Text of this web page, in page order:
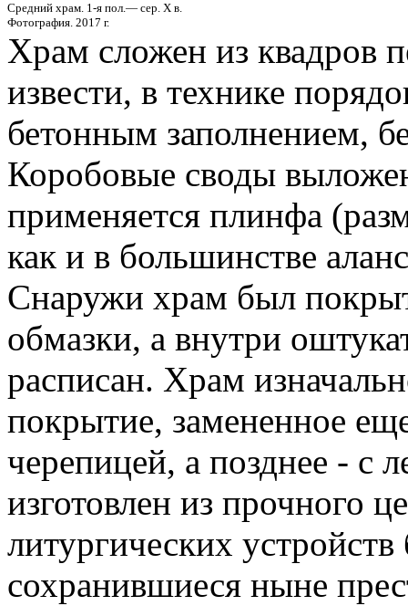
Средний храм. 1-я пол.— сер. X в.
Фотография. 2017 г.
Храм сложен из квадров
извести, в технике
бетонным заполнением,
Коробовые своды
применяется плинфа
как и в большинстве
Снаружи храм был
обмазки, а внутри
расписан. Храм
покрытие, замененное
черепицей, а позднее - с
изготовлен из прочного
литургических
сохранившиеся ныне